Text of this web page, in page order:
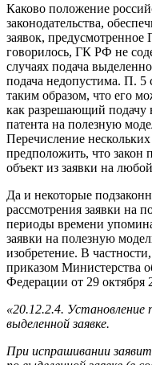
Каково положение
законодательства,
заявок,
говорилось, ГК РФ не
случаях подача
подача недопустима. П.
таким образом, что его
как разрешающий подачу
патента на полезную
Перечисление
предположить, что закон
объект из заявки на
Да и некоторые
рассмотрения заявки на
периоды времени
заявки на полезную
изобретение. В
приказом Министерства
Федерации от 29 октября
«20.12.2.4. Установление
выделенной заявке.
При испрашивании